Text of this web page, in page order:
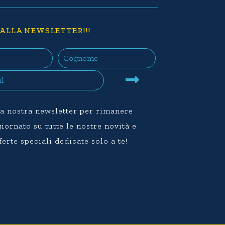
NEWSLETTER!!!
nostra newsletter per rimanere
su tutte le nostre novità e
speciali dedicate solo a te!